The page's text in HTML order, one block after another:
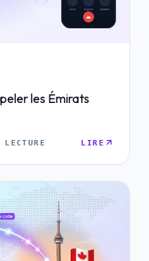
les Émirats
LIRE